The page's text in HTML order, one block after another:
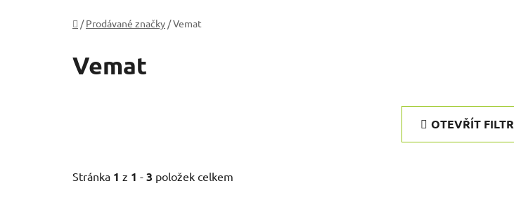
Domů
/ Prodávané značky /Vemat
Vemat
OTEVŘÍT FILTR
Stránka 1 z 1 - 3 položek celkem